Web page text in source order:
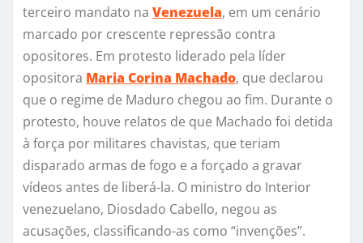
terceiro mandato na Venezuela, em um cenário
marcado por crescente repressão contra
opositores. Em protesto liderado pela líder
opositora Maria Corina Machado, que declarou
que o regime de Maduro chegou ao fim. Durante o
protesto, houve relatos de que Machado foi detida
à força por militares chavistas, que teriam
disparado armas de fogo e a forçado a gravar
vídeos antes de liberá-la. O ministro do Interior
venezuelano, Diosdado Cabello, negou as
acusações, classificando-as como “invenções”.